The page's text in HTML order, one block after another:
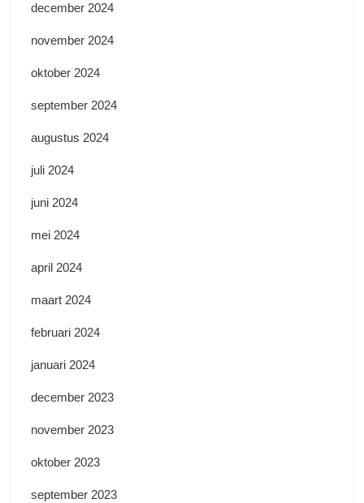
december 2024
november 2024
oktober 2024
september 2024
augustus 2024
juli 2024
juni 2024
mei 2024
april 2024
maart 2024
februari 2024
januari 2024
december 2023
november 2023
oktober 2023
september 2023